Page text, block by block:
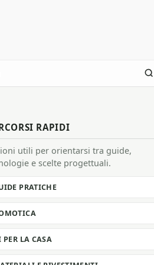
RAPIDI
utili per orientarsi tra guide,
e scelte progettuali.
PRATICHE
PER LA CASA